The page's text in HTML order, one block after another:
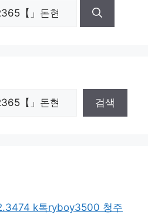
검색
k톡ryboy3500 청주